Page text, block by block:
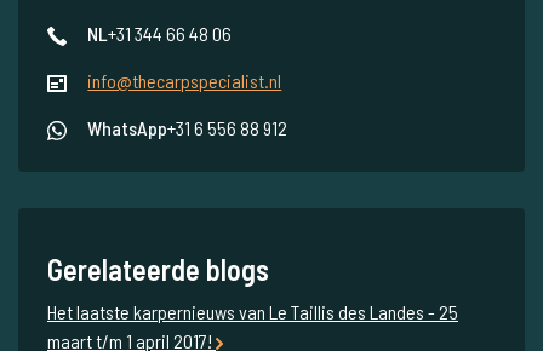
NL+31 344 66 48 06
info@thecarpspecialist.nl
WhatsApp+31 6 556 88 912
Gerelateerde blogs
Het laatste karpernieuws van Le Taillis des Landes - 25
maart t/m 1 april 2017!